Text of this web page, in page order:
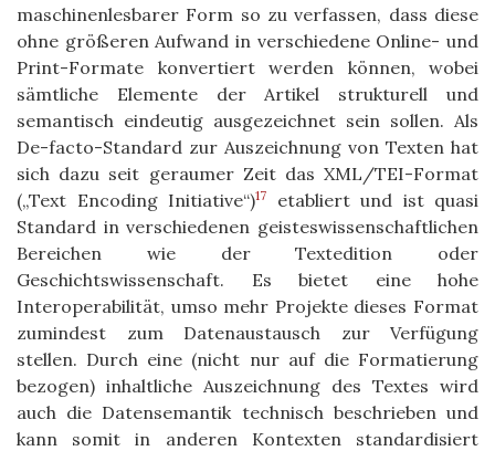
maschinenlesbarer Form so zu verfassen, dass diese
ohne größeren Aufwand in verschiedene Online- und
Print-Formate konvertiert werden können, wobei
sämtliche Elemente der Artikel strukturell und
semantisch eindeutig ausgezeichnet sein sollen. Als
De-facto-Standard zur Auszeichnung von Texten hat
sich dazu seit geraumer Zeit das XML/TEI-Format
(„Text Encoding Initiative“)17
etabliert und ist quasi
Standard in verschiedenen geisteswissenschaftlichen
Bereichen wie der Textedition oder
Geschichtswissenschaft. Es bietet eine hohe
Interoperabilität, umso mehr Projekte dieses Format
zumindest zum Datenaustausch zur Verfügung
stellen. Durch eine (nicht nur auf die Formatierung
bezogen) inhaltliche Auszeichnung des Textes wird
auch die Datensemantik technisch beschrieben und
kann somit in anderen Kontexten standardisiert